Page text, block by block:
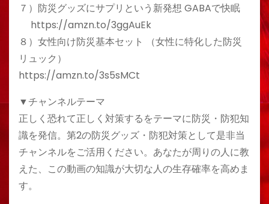
７）防災グッズにサプリという新発想 GABAで快眠
https://amzn.to/3ggAuEk
８）女性向け防災基本セット （女性に特化した防災
リュック）
https://amzn.to/3s5sMCt
▼チャンネルテーマ
正しく恐れて正しく対策するをテーマに防災・防犯知
識を発信。第2の防災グッズ・防犯対策として是非当
チャンネルをご活用ください。あなたが周りの人に教
えた、この動画の知識が大切な人の生存確率を高めま
す。